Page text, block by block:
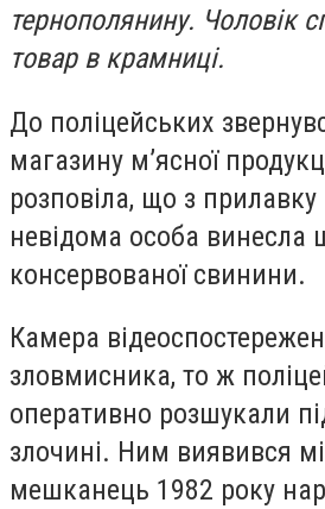
тернополянину. Чоловік
товар в крамниці.
До поліцейських
магазину м’ясної
розповіла, що з
невідома особа винесла
консервованої свинини.
Камера
зловмисника, то ж
оперативно розшукали
злочині. Ним виявився
мешканець 1982 року